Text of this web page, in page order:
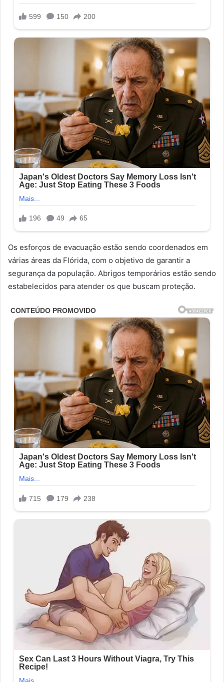
Os esforços de evacuação estão sendo coordenados em
várias áreas da Flórida, com o objetivo de garantir a
segurança da população. Abrigos temporários estão sendo
estabelecidos para atender os que buscam proteção.